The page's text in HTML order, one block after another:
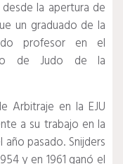
la apertura de
un graduado de la
profesor en el
de Judo de la
Arbitraje en la EJU
a su trabajo en la
año pasado. Snijders